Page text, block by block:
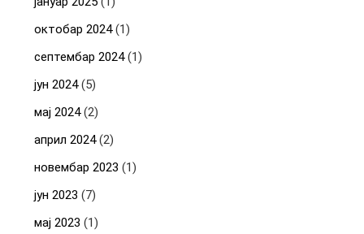
октобар 2024(1)
септембар 2024(1)
јун 2024(5)
мај 2024(2)
април 2024(2)
новембар 2023 (1)
јун 2023 (7)
мај 2023 (1)